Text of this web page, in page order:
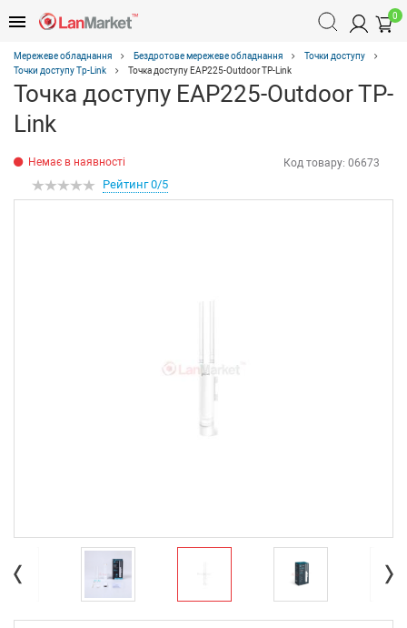
0
Мережеве обладнання Бездротове мережеве обладнання
Точки доступу
Точки доступу Tp-Link
Точка доступу EAP225-Outdoor TP-Link
Точка доступу EAP225-Outdoor TP-
Link
Немає в наявності Код товару: 06673
Рейтинг 0/5